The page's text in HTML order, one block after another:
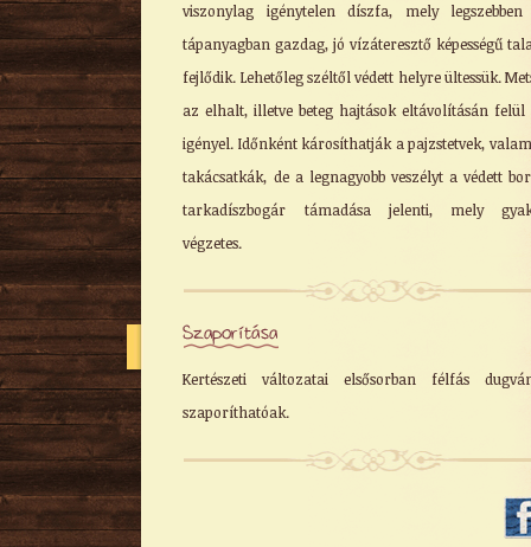
viszonylag igénytelen díszfa, mely legszebben
tápanyagban gazdag, jó vízáteresztő képességű
fejlődik. Lehetőleg széltől védett helyre ültessük.
az elhalt, illetve beteg hajtások eltávolításán felül
igényel. Időnként károsíthatják a pajzstetvek,
takácsatkák, de a legnagyobb veszélyt a védett
tarkadíszbogár támadása jelenti, mely
végzetes.
Szaporítása
Kertészeti változatai elsősorban félfás
szaporíthatóak.